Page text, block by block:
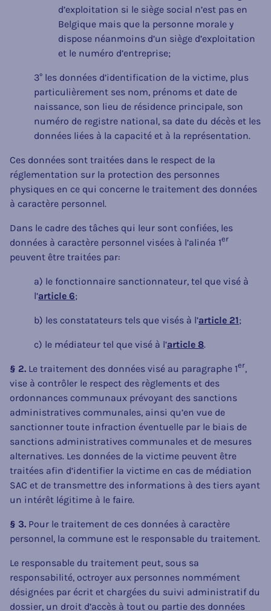
d’exploitation si le siège social n’est pas en
Belgique mais que la personne morale y
dispose néanmoins d’un siège d’exploitation
et le numéro d’entreprise;
3° les données d’identification de la victime, plus
particulièrement ses nom, prénoms et date de
naissance, son lieu de résidence principale, son
numéro de registre national, sa date du décès et les
données liées à la capacité et à la représentation.
Ces données sont traitées dans le respect de la
réglementation sur la protection des personnes
physiques en ce qui concerne le traitement des données
à caractère personnel.
Dans le cadre des tâches qui leur sont confiées, les
données à caractère personnel visées à l’alinéa 1er
peuvent être traitées par:
a) le fonctionnaire sanctionnateur, tel que visé à
l’article 6;
b) les constatateurs tels que visés à l’article 21;
c) le médiateur tel que visé à l’article 8.
§ 2. Le traitement des données visé au paragraphe 1er,
vise à contrôler le respect des règlements et des
ordonnances communaux prévoyant des sanctions
administratives communales, ainsi qu’en vue de
sanctionner toute infraction éventuelle par le biais de
sanctions administratives communales et de mesures
alternatives. Les données de la victime peuvent être
traitées afin d’identifier la victime en cas de médiation
SAC et de transmettre des informations à des tiers ayant
un intérêt légitime à le faire.
§ 3. Pour le traitement de ces données à caractère
personnel, la commune est le responsable du traitement.
Le responsable du traitement peut, sous sa
responsabilité, octroyer aux personnes nommément
désignées par écrit et chargées du suivi administratif du
dossier, un droit d’accès à tout ou partie des données